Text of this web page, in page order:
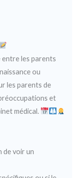
entre les parents
ou
les parents de
et
médical.
de voir un